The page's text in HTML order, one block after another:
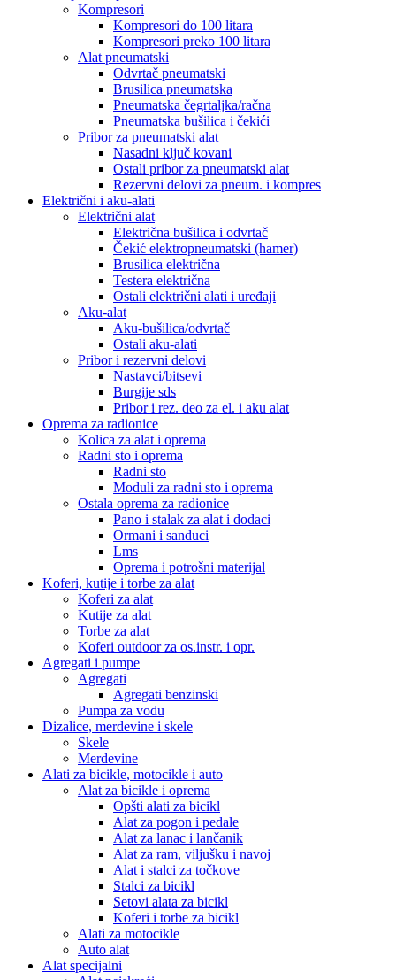
Kompresori
Kompresori do 100 litara
Kompresori preko 100 litara
Alat pneumatski
Odvrtač pneumatski
Brusilica pneumatska
Pneumatska čegrtaljka/račna
Pneumatska bušilica i čekići
Pribor za pneumatski alat
Nasadni ključ kovani
Ostali pribor za pneumatski alat
Rezervni delovi za pneum. i kompres
Električni i aku-alati
Električni alat
Električna bušilica i odvrtač
Čekić elektropneumatski (hamer)
Brusilica električna
Testera električna
Ostali električni alati i uređaji
Aku-alat
Aku-bušilica/odvrtač
Ostali aku-alati
Pribor i rezervni delovi
Nastavci/bitsevi
Burgije sds
Pribor i rez. deo za el. i aku alat
Oprema za radionice
Kolica za alat i oprema
Radni sto i oprema
Radni sto
Moduli za radni sto i oprema
Ostala oprema za radionice
Pano i stalak za alat i dodaci
Ormani i sanduci
Lms
Oprema i potrošni materijal
Koferi, kutije i torbe za alat
Koferi za alat
Kutije za alat
Torbe za alat
Koferi outdoor za os.instr. i opr.
Agregati i pumpe
Agregati
Agregati benzinski
Pumpa za vodu
Dizalice, merdevine i skele
Skele
Merdevine
Alati za bicikle, motocikle i auto
Alat za bicikle i oprema
Opšti alati za bicikl
Alat za pogon i pedale
Alat za lanac i lančanik
Alat za ram, viljušku i navoj
Alat i stalci za točkove
Stalci za bicikl
Setovi alata za bicikl
Koferi i torbe za bicikl
Alati za motocikle
Auto alat
Alat specijalni